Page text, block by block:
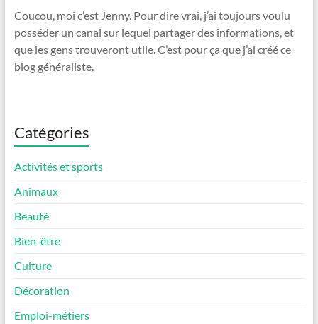
Coucou, moi c’est Jenny. Pour dire vrai, j’ai toujours voulu
posséder un canal sur lequel partager des informations, et
que les gens trouveront utile. C’est pour ça que j’ai créé ce
blog généraliste.
Catégories
Activités et sports
Animaux
Beauté
Bien-être
Culture
Décoration
Emploi-métiers